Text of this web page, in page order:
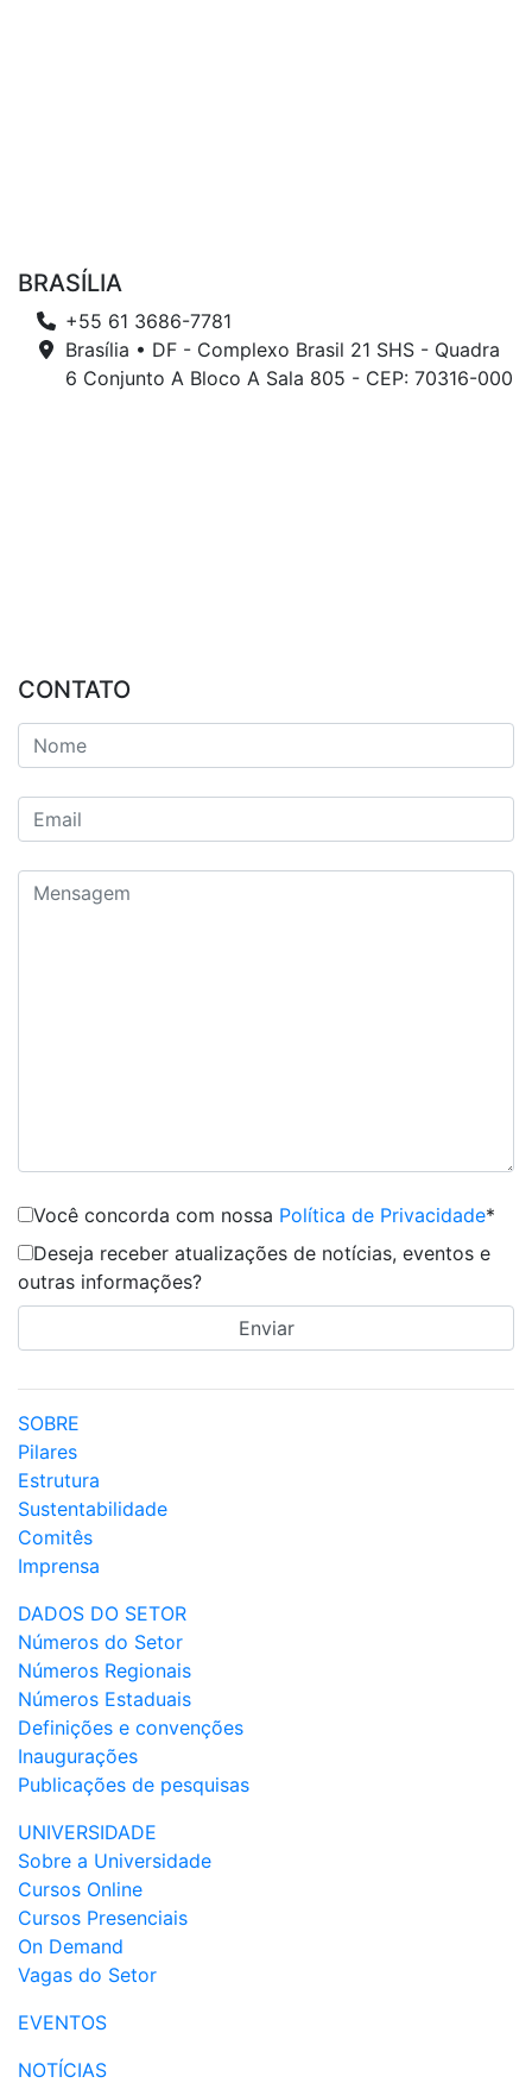
BRASÍLIA
+55 61 3686-7781
Brasília • DF - Complexo Brasil 21 SHS - Quadra
6 Conjunto A Bloco A Sala 805 - CEP: 70316-000
CONTATO
Você concorda com nossa Política de Privacidade*
Deseja receber atualizações de notícias, eventos e
outras informações?
SOBRE
Pilares
Estrutura
Sustentabilidade
Comitês
Imprensa
DADOS DO SETOR
Números do Setor
Números Regionais
Números Estaduais
Definições e convenções
Inaugurações
Publicações de pesquisas
UNIVERSIDADE
Sobre a Universidade
Cursos Online
Cursos Presenciais
On Demand
Vagas do Setor
EVENTOS
NOTÍCIAS